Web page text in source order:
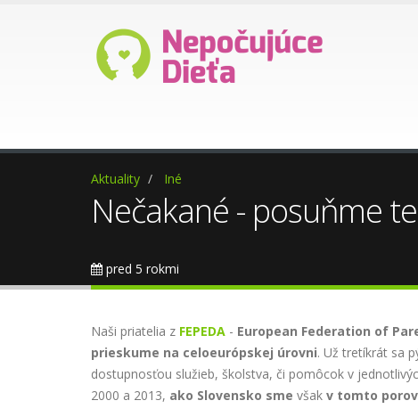
Ako darovať 2%?
Aktuality Iné
Nečakané - posuňme
pred 5 rokmi
Naši priatelia z FEPEDA - European Federation of
prieskume na celoeurópskej úrovni. Už tretíkrát sa
dostupnosťou služieb, školstva, či pomôcok v
2000 a 2013, ako Slovensko sme však v tomto